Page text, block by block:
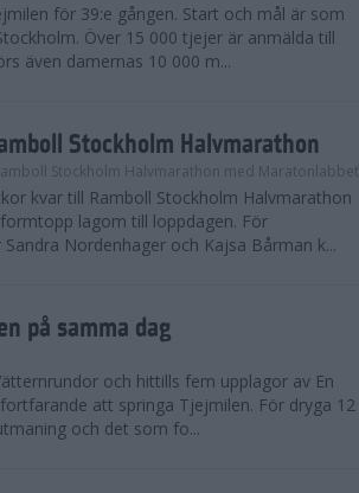
för 39:e gången. Start och mål är som
Över 15 000 tjejer är anmälda till
även damernas 10 000 m...
Stockholm Halvmarathon
Stockholm Halvmarathon med Maratonlabbet
kvar till Ramboll Stockholm Halvmarathon
lagom till loppdagen. För
Nordenhager och Kajsa Bårman k...
på samma dag
och hittills fem upplagor av En
att springa Tjejmilen. För dryga 12
och det som fo...